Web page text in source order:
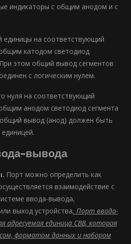
индикаторы с общим анодом и с
единицы на соответствующий
катодом светодиод
этом общий вывод сегментов
с логическим нулем.
нуля на соответствующий
анодом светодиод сегмента
вывод (анод) должен быть
вывода
Порт можно определить как
взаимодействие с
ввода-вывода,
выход устройства. Порт ввода-
адресуемая единица СВВ, которая
форматом данных и набором